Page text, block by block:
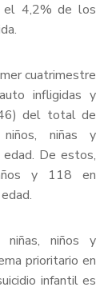
4,2% de los
cuatrimestre
infligidas y
del total de
niñas y
De estos,
y 118 en
niños y
prioritario en
infantil es